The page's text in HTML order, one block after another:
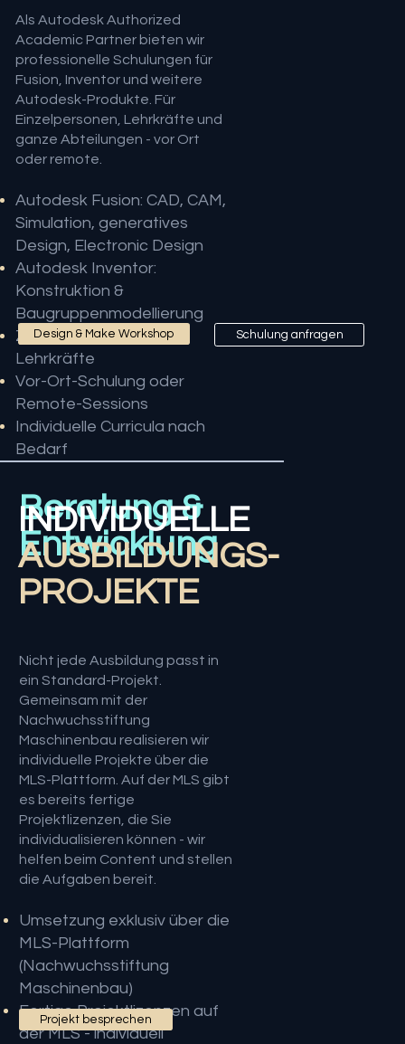
Als Autodesk Authorized
Academic Partner bieten wir
professionelle Schulungen für
Fusion, Inventor und weitere
Autodesk-Produkte. Für
Einzelpersonen, Lehrkräfte und
ganze Abteilungen - vor Ort
oder remote.
Autodesk Fusion: CAD, CAM,
Simulation, generatives
Design, Electronic Design
Autodesk Inventor:
Konstruktion &
Baugruppenmodellierung
Zertifikatskurse für
Lehrkräfte
Vor-Ort-Schulung oder
Remote-Sessions
Individuelle Curricula nach
Bedarf
Design & Make Workshop Schulung anfragen
Beratung &
Entwicklung
INDIVIDUELLE
AUSBILDUNGS-
PROJEKTE
Nicht jede Ausbildung passt in
ein Standard-Projekt.
Gemeinsam mit der
Nachwuchsstiftung
Maschinenbau realisieren wir
individuelle Projekte über die
MLS-Plattform. Auf der MLS gibt
es bereits fertige
Projektlizenzen, die Sie
individualisieren können - wir
helfen beim Content und stellen
die Aufgaben bereit.
Umsetzung exklusiv über die
MLS-Plattform
(Nachwuchsstiftung
Maschinenbau)
Fertige Projektlizenzen auf
der MLS - individuell
Projekt besprechen